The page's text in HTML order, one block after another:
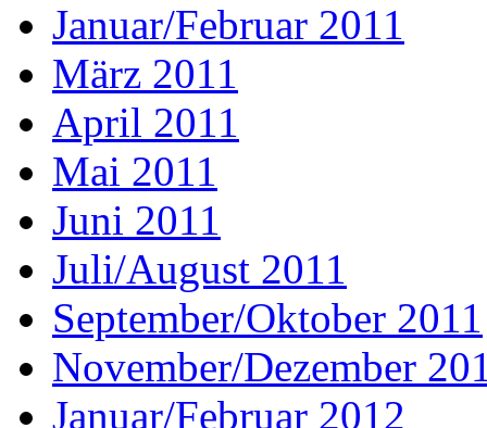
Januar/Februar 2011
März 2011
April 2011
Mai 2011
Juni 2011
Juli/August 2011
September/Oktober 2011
November/Dezember
Januar/Februar 2012